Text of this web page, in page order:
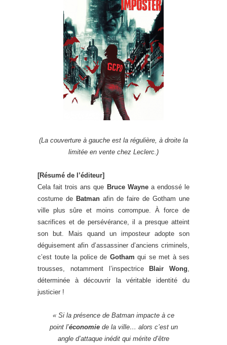
(La couverture à gauche est la régulière, à droite la
limitée en vente chez Leclerc.)
[Résumé de l’éditeur]
Cela fait trois ans que Bruce Waynea endossé le
costume de Batman afin de faire de Gotham une
ville plus sûre et moins corrompue. À force de
sacrifices et de persévérance, il a presque atteint
son but. Mais quand un imposteur adopte son
déguisement afin d’assassiner d’anciens criminels,
c’est toute la police de Gotham qui se met à ses
trousses, notamment l’inspectrice
Blair Wong,
déterminée à découvrir la véritable identité du
justicier !
« Si la présence de Batman impacte à ce
point l’économiede la ville… alors c’est un
angle d’attaque inédit qui mérite d’être